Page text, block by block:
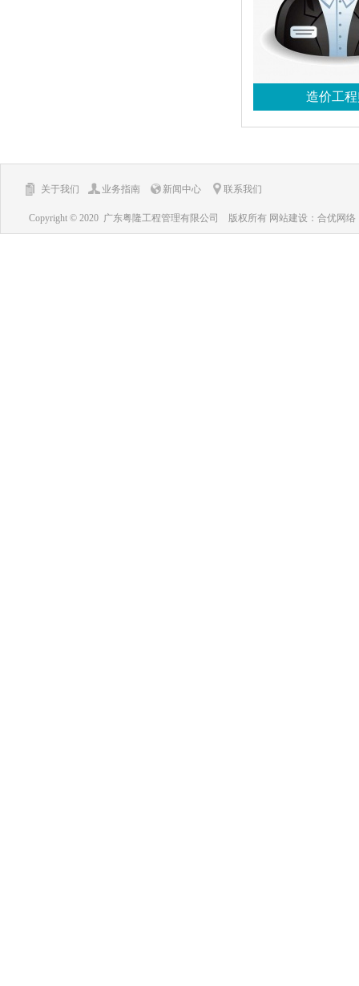
造价工
关于我们 业务指南 新闻中心 联系我们
Copyright © 2020 广东粤隆工程管理有限公司 版权所有 网站建设 ： 合优网络